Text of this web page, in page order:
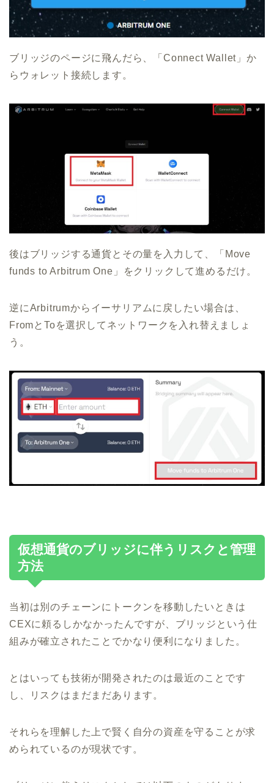
ブリッジのページに飛んだら、「Connect Wallet」か
らウォレット接続します。
後はブリッジする通貨とその量を入力して、「Move
funds to Arbitrum One」をクリックして進めるだけ。
逆にArbitrumからイーサリアムに戻したい場合は、
FromとToを選択してネットワークを入れ替えましょ
う。
仮想通貨のブリッジに伴うリスクと管理
方法
当初は別のチェーンにトークンを移動したいときは
CEXに頼るしかなかったんですが、ブリッジという仕
組みが確立されたことでかなり便利になりました。
とはいっても技術が開発されたのは最近のことです
し、リスクはまだまだあります。
それらを理解した上で賢く自分の資産を守ることが求
められているのが現状です。